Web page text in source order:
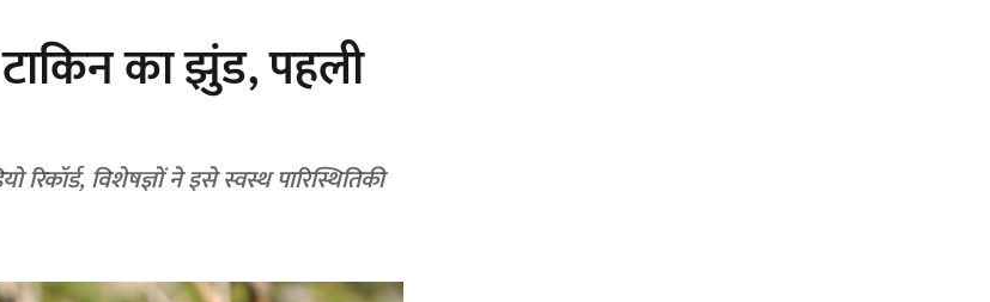
का झुंड, पहली
विशेषज्ञों ने इसे स्वस्थ पारिस्थितिकी